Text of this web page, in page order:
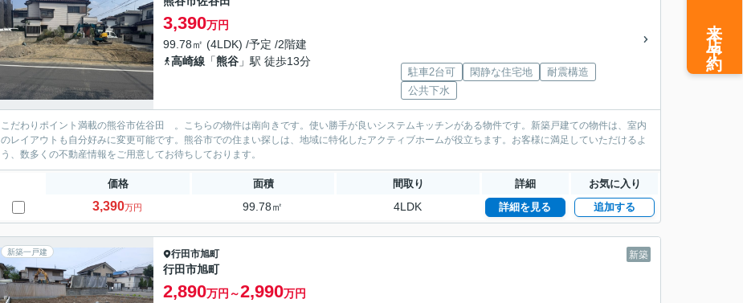
3,390万円
99.78㎡ (4LDK) /予定 /2階建
高崎線 「熊谷 」駅 徒歩13分
駐車2台可 閑静な住宅地
耐震構造
公共下水
こだわりポイント満載の熊谷市佐谷田 。こちらの物件は南向きです。使い勝手が良いシステムキッチンがある物件です。新築戸建ての物件は、室内
のレイアウトも自分好みに変更可能です。熊谷市での住まい探しは、地域に特化したアクティブホームが役立ちます。お客様に満足していただけるよ
う、数多くの不動産情報をご用意してお待ちしております。
価格 面積 間取り 詳細 お気に入り
3,390万円 99.78㎡ 4LDK 詳細を見る 追加する
新築一戸建 新築
行田市旭町
行田市旭町
2,890万円～2,990万円
来店予約